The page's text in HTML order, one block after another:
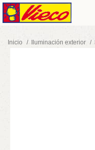
Inicio Iluminación exterior